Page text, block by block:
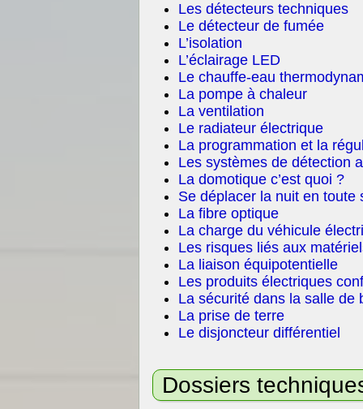
Les détecteurs techniques
Le détecteur de fumée
L’isolation
L’éclairage LED
Le chauffe-eau
La pompe à chaleur
La ventilation
Le radiateur électrique
La programmation et la
Les systèmes de détection
La domotique c’est quoi ?
Se déplacer la nuit en toute
La fibre optique
La charge du véhicule
Les risques liés aux
La liaison équipotentielle
Les produits électriques
La sécurité dans la salle de
La prise de terre
Le disjoncteur différentiel
Dossiers